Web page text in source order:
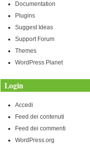
Documentation
Plugins
Suggest Ideas
Support Forum
Themes
WordPress Planet
Login
Accedi
Feed dei contenuti
Feed dei commenti
WordPress.org